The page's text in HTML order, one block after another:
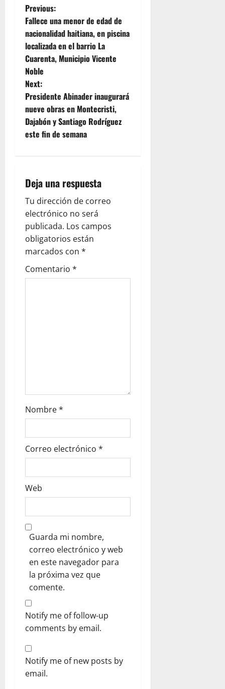
P
o
s
t
n
a
v
g
a
t
i
o
Previous:
Fallece una menor de edad de
nacionalidad haitiana, en piscina
localizada en el barrio La
Cuarenta, Municipio Vicente
Noble
Next:
Presidente Abinader inaugurará
nueve obras en Montecristi,
Dajabón y Santiago Rodríguez
este fin de semana
Deja una respuesta
Tu dirección de correo
electrónico no será
publicada. Los campos
obligatorios están
marcados con *
Comentario *
Nombre*
Correo electrónico *
Web
Guarda mi nombre,
correo electrónico y web
en este navegador para
la próxima vez que
comente.
Notify me of follow-up
comments by email.
Notify me of new posts by
email.